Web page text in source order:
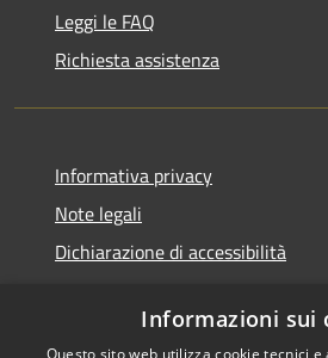
Leggi le FAQ
Richiesta assistenza
Informativa privacy
Note legali
Dichiarazione di accessibilità
Informazioni sui
Questo sito web utilizza cookie tecnici